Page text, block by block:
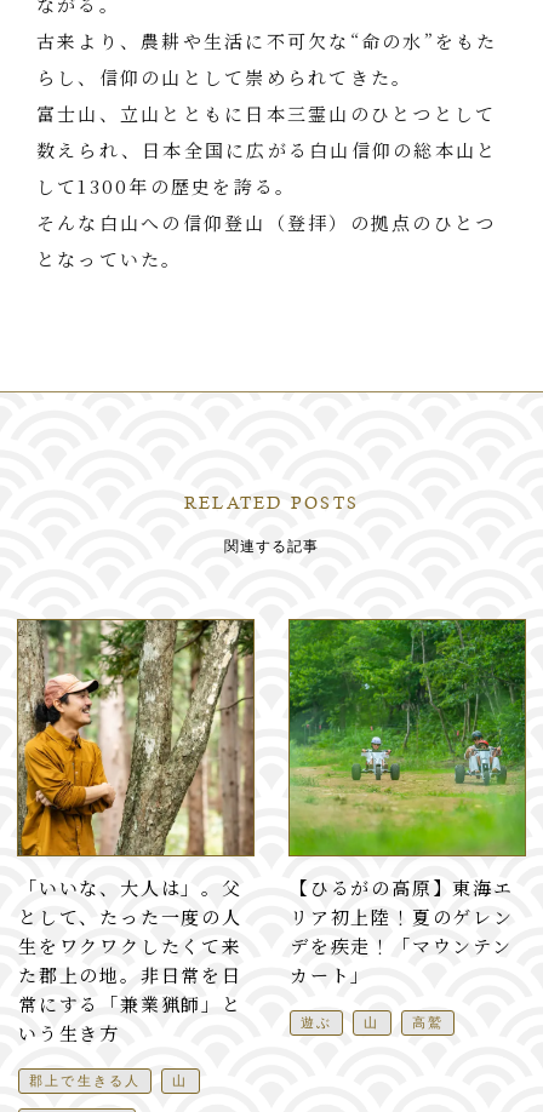
古来より、農耕や生活に不可欠な“命の水”をもた
らし、信仰の山として崇められてきた。
富士山、立山とともに日本三霊山のひとつとして
数えられ、日本全国に広がる白山信仰の総本山と
して1300年の歴史を誇る。
そんな白山への信仰登山（登拝）の拠点のひとつ
となっていた。
RELATED POSTS
関連する記事
「いいな、大人は」。父
として、たった一度の人
生をワクワクしたくて来
た郡上の地。非日常を日
常にする「兼業猟師」と
いう生き方
郡上で生きる人 山
【ひるがの高原】東海エ
リア初上陸！夏のゲレン
デを疾走！「マウンテン
カート」
遊ぶ 山 高鷲